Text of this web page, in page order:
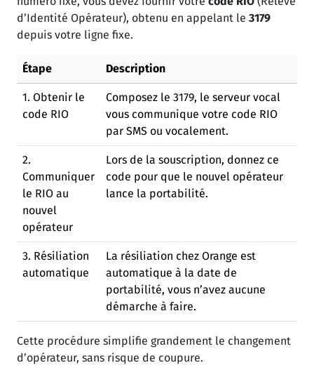
d’Identité Opérateur), obtenu en appelant le 3179
depuis votre ligne fixe.
Étape Description
1. Obtenir le
code RIO
Composez le 3179, le serveur vocal
vous communique votre code RIO
par SMS ou vocalement.
2.
Communiquer
le RIO au
nouvel
opérateur
Lors de la souscription, donnez ce
code pour que le nouvel opérateur
lance la portabilité.
3. Résiliation
automatique
La résiliation chez Orange est
automatique à la date de
portabilité, vous n’avez aucune
démarche à faire.
Cette procédure simplifie grandement le changement
d’opérateur, sans risque de coupure.